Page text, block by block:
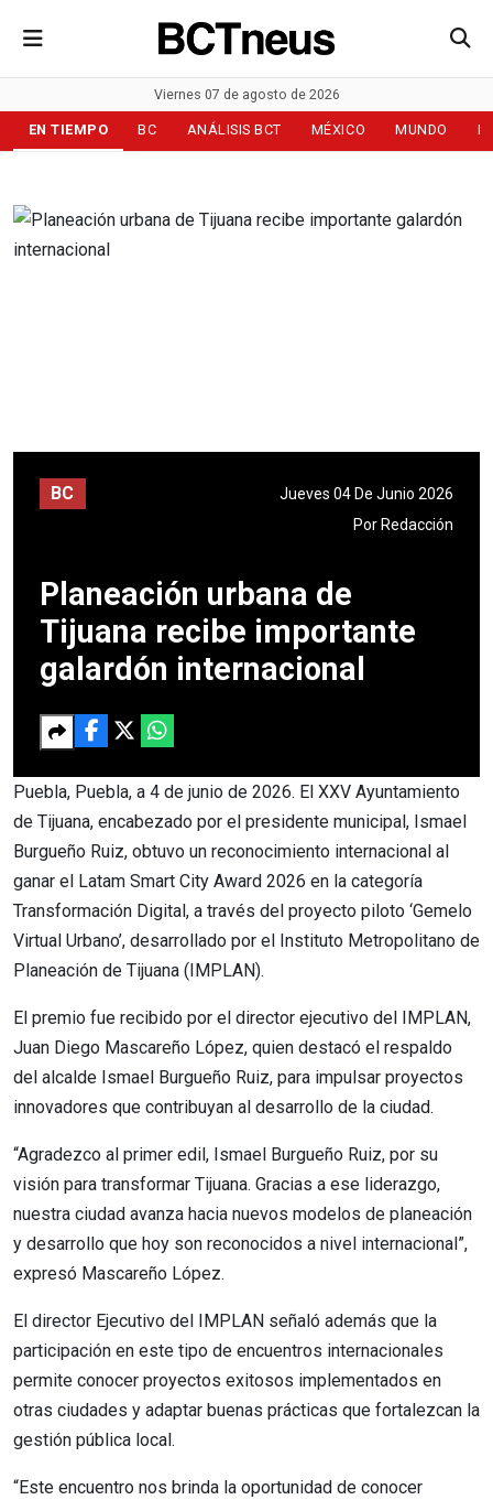
Viernes 07 de agosto de 2026
EN TIEMPO BC ANÁLISIS BCT MÉXICO MUNDO
BC
Jueves 04 De Junio 2026
Por Redacción
Planeación urbana de
Tijuana recibe importante
galardón internacional
Puebla, Puebla, a 4 de junio de 2026. El XXV Ayuntamiento
de Tijuana, encabezado por el presidente municipal, Ismael
Burgueño Ruiz, obtuvo un reconocimiento internacional al
ganar el Latam Smart City Award 2026 en la categoría
Transformación Digital, a través del proyecto piloto ‘Gemelo
Virtual Urbano’, desarrollado por el Instituto Metropolitano de
Planeación de Tijuana (IMPLAN).
El premio fue recibido por el director ejecutivo del IMPLAN,
Juan Diego Mascareño López, quien destacó el respaldo
del alcalde Ismael Burgueño Ruiz, para impulsar proyectos
innovadores que contribuyan al desarrollo de la ciudad.
“Agradezco al primer edil, Ismael Burgueño Ruiz, por su
visión para transformar Tijuana. Gracias a ese liderazgo,
nuestra ciudad avanza hacia nuevos modelos de planeación
y desarrollo que hoy son reconocidos a nivel internacional”,
expresó Mascareño López.
El director Ejecutivo del IMPLAN señaló además que la
participación en este tipo de encuentros internacionales
permite conocer proyectos exitosos implementados en
otras ciudades y adaptar buenas prácticas que fortalezcan la
gestión pública local.
“Este encuentro nos brinda la oportunidad de conocer